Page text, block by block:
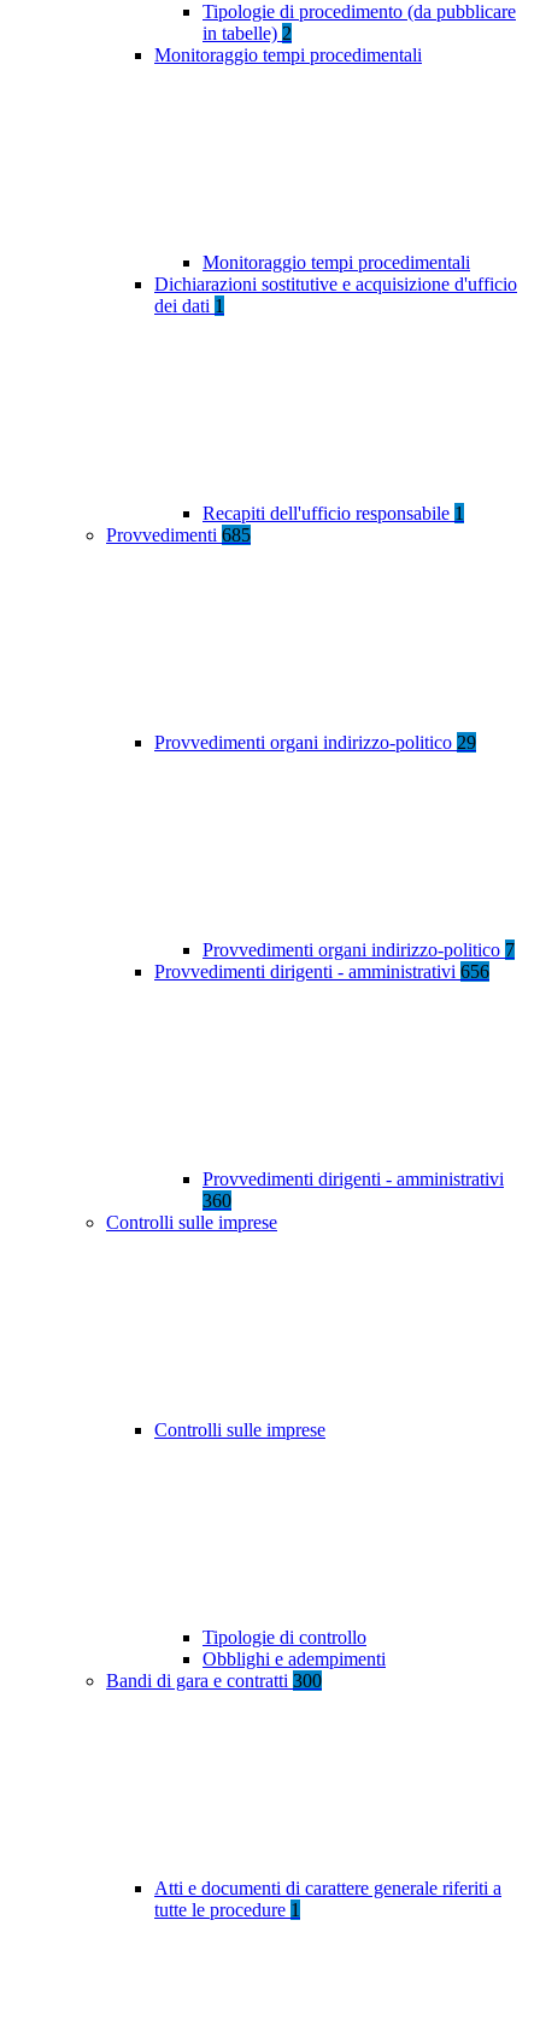
Tipologie di procedimento (da pubblicare
in tabelle) 2
Monitoraggio tempi procedimentali
Monitoraggio tempi procedimentali
Dichiarazioni sostitutive e acquisizione d'ufficio
dei dati 1
Recapiti dell'ufficio responsabile 1
Provvedimenti 685
Provvedimenti organi indirizzo-politico 29
Provvedimenti organi indirizzo-politico 7
Provvedimenti dirigenti - amministrativi 656
Provvedimenti dirigenti - amministrativi
360
Controlli sulle imprese
Controlli sulle imprese
Tipologie di controllo
Obblighi e adempimenti
Bandi di gara e contratti 300
Atti e documenti di carattere generale riferiti a
tutte le procedure 1